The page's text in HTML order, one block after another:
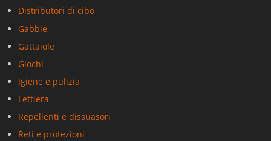
Distributori di cibo
Gabbie
Gattaiole
Giochi
Igiene e pulizia
Lettiera
Repellenti e dissuasori
Reti e protezioni